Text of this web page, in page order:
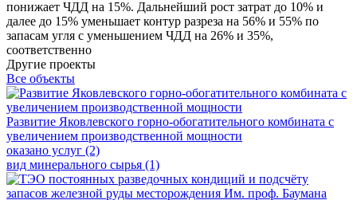
понижает ЧДД на 15%. Дальнейший рост затрат до 10% и
далее до 15% уменьшает контур разреза на 56% и 55% по
запасам угля с уменьшением ЧДД на 26% и 35%,
соответственно
Другие проекты
Все объекты
Развитие Яковлевского горно-обогатительного комбината с
увеличением производственной мощности
оказано услуг (2)
вид минерального сырья (1)